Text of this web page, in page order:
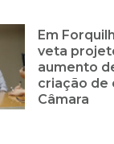
Em
veta
aumento
criação de
Câmara